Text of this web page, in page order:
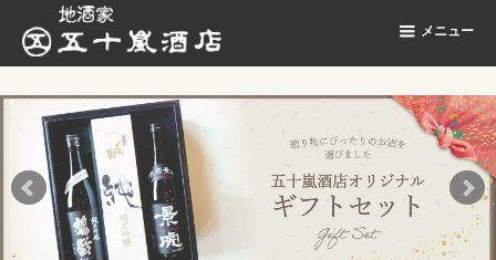
地酒家 五十嵐酒店
メニュー